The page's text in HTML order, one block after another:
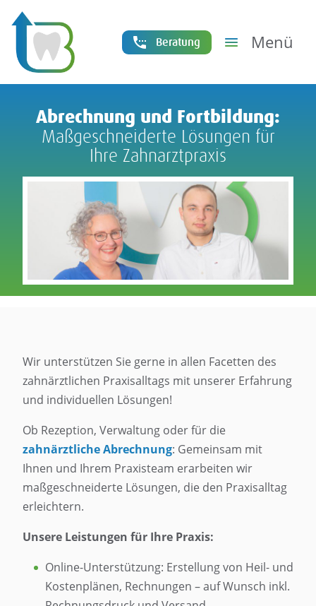
content
Beratung Menü
Abrechnung und Fortbildung:
Maßgeschneiderte Lösungen für
Ihre Zahnarztpraxis
Wir unterstützen Sie gerne in allen Facetten des
zahnärztlichen Praxisalltags mit unserer Erfahrung
und individuellen Lösungen!
Ob Rezeption, Verwaltung oder für die
zahnärztliche Abrechnung: Gemeinsam mit
Ihnen und Ihrem Praxisteam erarbeiten wir
maßgeschneiderte Lösungen, die den Praxisalltag
erleichtern.
Unsere Leistungen für Ihre Praxis:
Online-Unterstützung: Erstellung von Heil- und
Kostenplänen, Rechnungen – auf Wunsch inkl.